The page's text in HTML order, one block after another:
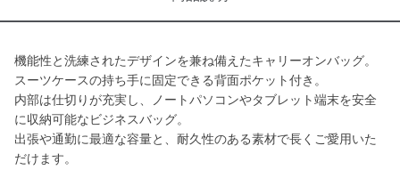
機能性と洗練されたデザインを兼ね備えたキャリーオンバッグ。
スーツケースの持ち手に固定できる背面ポケット付き。
内部は仕切りが充実し、ノートパソコンやタブレット端末を安全
に収納可能なビジネスバッグ。
出張や通勤に最適な容量と、耐久性のある素材で長くご愛用いた
だけます。